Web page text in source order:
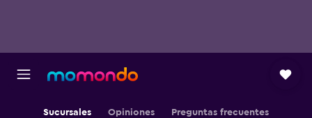
Sucursales Opiniones Preguntas frecuentes